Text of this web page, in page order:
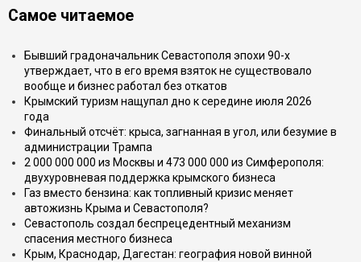
Самое читаемое
Бывший градоначальник Севастополя эпохи 90-х
утверждает, что в его время взяток не существовало
вообще и бизнес работал без откатов
Крымский туризм нащупал дно к середине июля 2026
года
Финальный отсчёт: крыса, загнанная в угол, или безумие в
администрации Трампа
2 000 000 000 из Москвы и 473 000 000 из Симферополя:
двухуровневая поддержка крымского бизнеса
Газ вместо бензина: как топливный кризис меняет
автожизнь Крыма и Севастополя?
Севастополь создал беспрецедентный механизм
спасения местного бизнеса
Крым, Краснодар, Дагестан: география новой винной